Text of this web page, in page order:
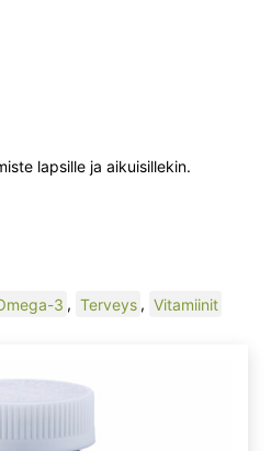
lapsille ja aikuisillekin.
3 , Terveys , Vitamiinit